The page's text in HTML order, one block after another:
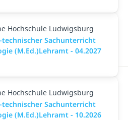
Hochschule Ludwigsburg
Sachunterricht
(M.Ed.)Lehramt - 04.2027
Hochschule Ludwigsburg
Sachunterricht
(M.Ed.)Lehramt - 10.2026